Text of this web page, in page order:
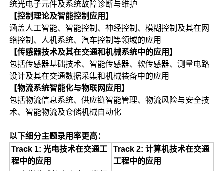
统光电子元件及系统故障诊断与维护
【控制理论及智能控制应用】
涵盖人工智能、智能控制、神经控制、模糊控制及其在网
络控制、人机系统、汽车控制等领域的应用
【传感器技术及其在交通和机械系统中的应用】
包括传感器基础技术、智能传感器、软传感器、测量电路
设计及其在交通数据采集和机械装备中的应用
【物流系统智能化与物联网应用】
包括物流信息系统、供应链智能管理、物流风险与安全技
术、智能物流及仓储机械自动化
以下细分主题录用率更高：
Track 1: 光电技术在交通工
程中的应用
Track 2: 计算机技术在交通
工程中的应用